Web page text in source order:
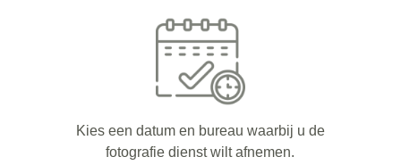
Kies een datum en bureau waarbij u de
fotografie dienst wilt afnemen.